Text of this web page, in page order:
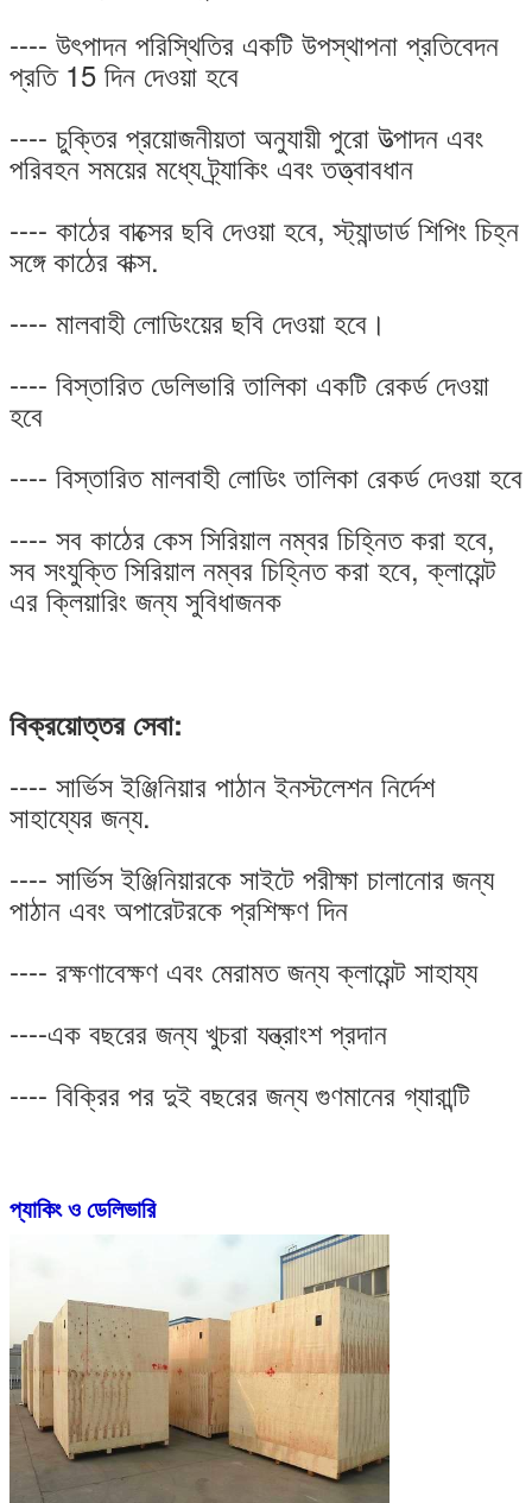
---- উৎপাদন পরিস্থিতির একটি উপস্থাপনা প্রতিবেদন
প্রতি 15 দিন দেওয়া হবে
---- চুক্তির প্রয়োজনীয়তা অনুযায়ী পুরো উত্পাদন এবং
পরিবহন সময়ের মধ্যে ট্র্যাকিং এবং তত্ত্বাবধান
---- কাঠের বাক্সের ছবি দেওয়া হবে, স্ট্যান্ডার্ড শিপিং চিহ্ন
সঙ্গে কাঠের বাক্স.
---- মালবাহী লোডিংয়ের ছবি দেওয়া হবে।
---- বিস্তারিত ডেলিভারি তালিকা একটি রেকর্ড দেওয়া
হবে
---- বিস্তারিত মালবাহী লোডিং তালিকা রেকর্ড দেওয়া হবে
---- সব কাঠের কেস সিরিয়াল নম্বর চিহ্নিত করা হবে,
সব সংযুক্তি সিরিয়াল নম্বর চিহ্নিত করা হবে, ক্লায়েন্ট
এর ক্লিয়ারিং জন্য সুবিধাজনক
বিক্রয়োত্তর সেবা:
---- সার্ভিস ইঞ্জিনিয়ার পাঠান ইনস্টলেশন নির্দেশ
সাহায্যের জন্য.
---- সার্ভিস ইঞ্জিনিয়ারকে সাইটে পরীক্ষা চালানোর জন্য
পাঠান এবং অপারেটরকে প্রশিক্ষণ দিন
---- রক্ষণাবেক্ষণ এবং মেরামত জন্য ক্লায়েন্ট সাহায্য
----এক বছরের জন্য খুচরা যন্ত্রাংশ প্রদান
---- বিক্রির পর দুই বছরের জন্য গুণমানের গ্যারান্টি
প্যাকিং ও ডেলিভারি